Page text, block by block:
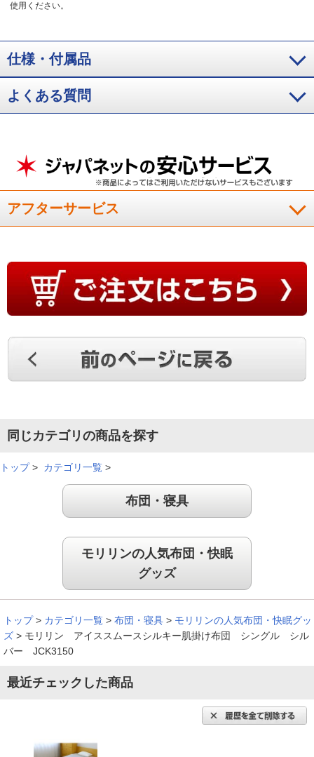
使用ください。
仕様・付属品
よくある質問
アフターサービス
同じカテゴリの商品を探す
トップ> カテゴリ一覧 >
布団・寝具
モリリンの人気布団・快眠
グッズ
トップ > カテゴリ一覧 > 布団・寝具 > モリリンの人気布団・快眠グッ
ズ > モリリン アイススムースシルキー肌掛け布団 シングル シル
バー JCK3150
最近チェックした商品